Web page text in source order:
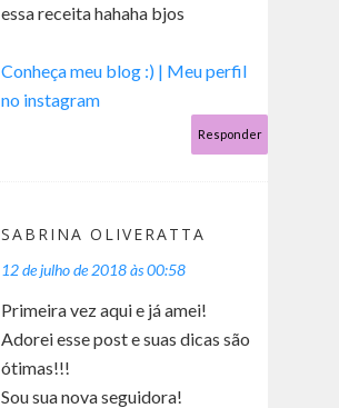
essa receita hahaha bjos
Conheça meu blog :) | Meu perfil
no instagram
Responder
SABRINA OLIVERATTA
12 de julho de 2018 às 00:58
Primeira vez aqui e já amei!
Adorei esse post e suas dicas são
ótimas!!!
Sou sua nova seguidora!